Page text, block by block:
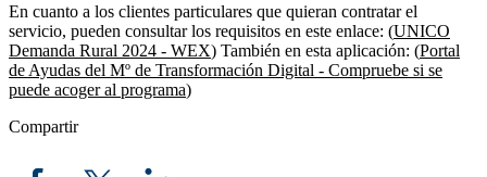
En cuanto a los clientes particulares que quieran contratar el
servicio, pueden consultar los requisitos en este enlace: (UNICO
Demanda Rural 2024 - WEX) También en esta aplicación: (Portal
de Ayudas del Mº de Transformación Digital - Compruebe si se
puede acoger al programa)
Compartir